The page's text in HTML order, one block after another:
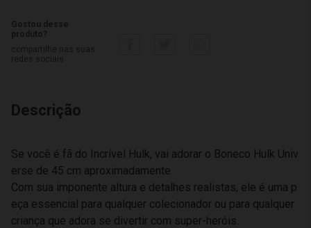
Descrição
Se você é fã do Incrível Hulk, vai adorar o Boneco Hulk Univ
erse de 45 cm aproximadamente.
Com sua imponente altura e detalhes realistas, ele é uma p
eça essencial para qualquer colecionador ou para qualquer
criança que adora se divertir com super-heróis.